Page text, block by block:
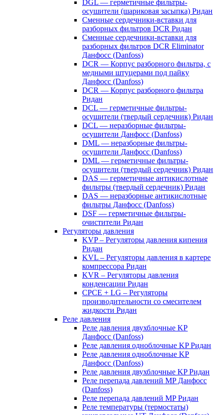
DGL — герметичные фильтры-
осушители (шариковая засыпка) Ридан
Сменные сердечники-вставки для
разборных фильтров DCR Ридан
Сменные сердечники-вставки для
разборных фильтров DCR Eliminator
Данфосс (Danfoss)
DCR — Корпус разборного фильтра, с
медными штуцерами под пайку
Данфосс (Danfoss)
DCR — Корпус разборного фильтра
Ридан
DCL — герметичные фильтры-
осушители (твердый сердечник) Ридан
DCL — неразборные фильтры-
осушители Данфосс (Danfoss)
DML — неразборные фильтры-
осушители Данфосс (Danfoss)
DML — герметичные фильтры-
осушители (твердый сердечник) Ридан
DAS — герметичные антикислотные
фильтры (твердый сердечник) Ридан
DAS — неразборные антикислотные
фильтры Данфосс (Danfoss)
DSF — герметичные фильтры-
очистители Ридан
Регуляторы давления
KVP – Регуляторы давления кипения
Ридан
KVL – Регуляторы давления в картере
компрессора Ридан
KVR – Регуляторы давления
конденсации Ридан
CPCE + LG – Регуляторы
производительности со смесителем
жидкости Ридан
Реле давления
Реле давления двухблочные KP
Данфосс (Danfoss)
Реле давления одноблочные KP Ридан
Реле давления одноблочные KP
Данфосс (Danfoss)
Реле давления двухблочные KP Ридан
Реле перепада давлений MP Данфосс
(Danfoss)
Реле перепада давлений MP Ридан
Реле температуры (термостаты)